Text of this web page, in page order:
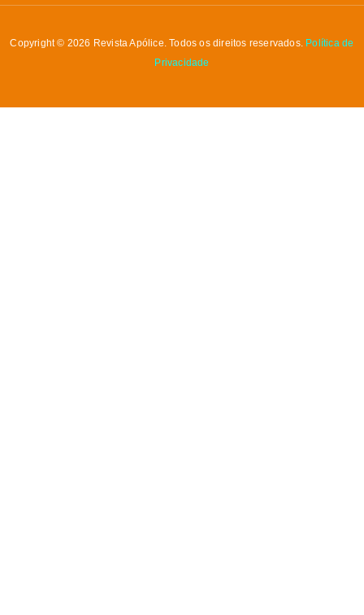
Copyright © 2026 Revista Apólice. Todos os direitos reservados. Política de
Privacidade